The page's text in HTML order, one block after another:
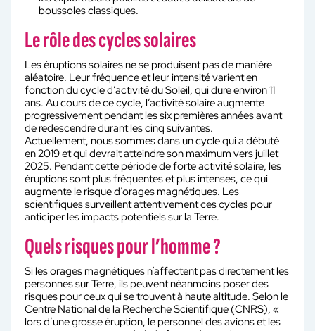
boussoles classiques.
Le rôle des cycles solaires
Les éruptions solaires ne se produisent pas de manière
aléatoire. Leur fréquence et leur intensité varient en
fonction du cycle d’activité du Soleil, qui dure environ 11
ans. Au cours de ce cycle, l’activité solaire augmente
progressivement pendant les six premières années avant
de redescendre durant les cinq suivantes.
Actuellement, nous sommes dans un cycle qui a débuté
en 2019 et qui devrait atteindre son maximum vers juillet
2025. Pendant cette période de forte activité solaire, les
éruptions sont plus fréquentes et plus intenses, ce qui
augmente le risque d’orages magnétiques. Les
scientifiques surveillent attentivement ces cycles pour
anticiper les impacts potentiels sur la Terre.
Quels risques pour l’homme ?
Si les orages magnétiques n’affectent pas directement les
personnes sur Terre, ils peuvent néanmoins poser des
risques pour ceux qui se trouvent à haute altitude. Selon le
Centre National de la Recherche Scientifique (CNRS), «
lors d’une grosse éruption, le personnel des avions et les